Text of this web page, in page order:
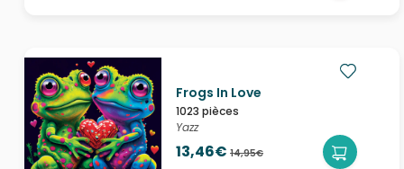
Frogs In Love
1023 pièces
Yazz
13,46€ 14,95€